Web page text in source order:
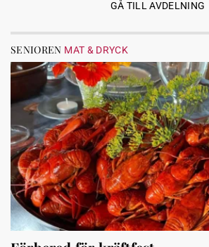
GÅ TILL AVDELNING
SENIOREN MAT & DRYCK